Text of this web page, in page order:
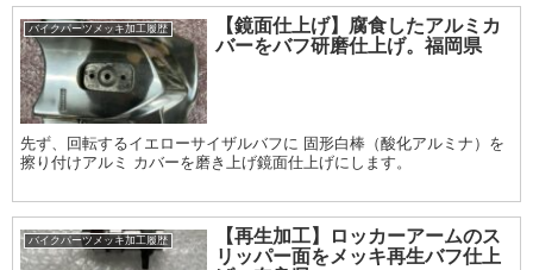
バイクパーツメッキ加工履歴
【鏡面仕上げ】腐食したアルミカ
バーをバフ研磨仕上げ。福岡県
先ず、回転するイエローサイザルバフに 固形白棒（酸化アルミナ）を
擦り付けアルミ カバーを磨き上げ鏡面仕上げにします。
バイクパーツメッキ加工履歴
【再生加工】ロッカーアームのス
リッパー面をメッキ再生バフ仕上